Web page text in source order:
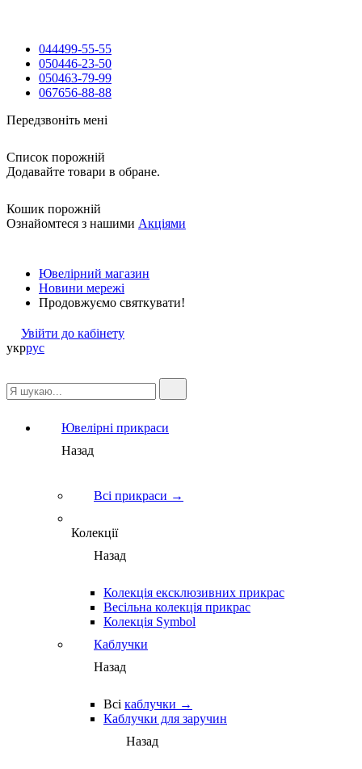
044499-55-55
050446-23-50
050463-79-99
067656-88-88
Передзвоніть мені
Список порожній
Додавайте товари в обране.
Кошик порожній
Ознайомтеся з нашими Акціями
Ювелірний магазин
Новини мережі
Продовжуємо святкувати!
Увійти до кабінету
укррус
Ювелірні прикраси
Назад
Всі прикраси →
Колекції
Назад
Колекція ексклюзивних прикрас
Весільна колекція прикрас
Колекція Symbol
Каблучки
Назад
Всі каблучки →
Каблучки для заручин
Назад